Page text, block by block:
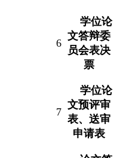
6
学位论
文答辩委
员会表决
票
7
学位论
文预评审
表、送审
申请表